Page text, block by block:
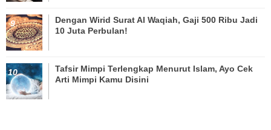
Dengan Wirid Surat Al Waqiah, Gaji 500 Ribu Jadi
10 Juta Perbulan!
Tafsir Mimpi Terlengkap Menurut Islam, Ayo Cek
Arti Mimpi Kamu Disini